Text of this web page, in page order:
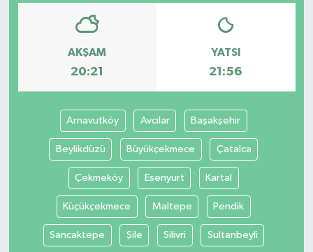
AKŞAM
20:21
YATSI
21:56
Arnavutköy Avcılar Başakşehir
Beylikdüzü Büyükçekmece Çatalca
Çekmeköy Esenyurt Kartal
Küçükçekmece Maltepe Pendik
Sancaktepe Şile Silivri Sultanbeyli